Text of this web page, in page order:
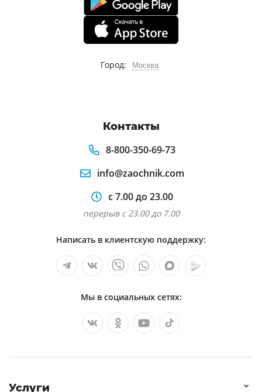
Город: Москва
Контакты
8-800-350-69-73
info@zaochnik.com
с 7.00 до 23.00
перерыв с 23.00 до 7.00
Написать в клиентскую поддержку:
Мы в социальных сетях:
Услуги